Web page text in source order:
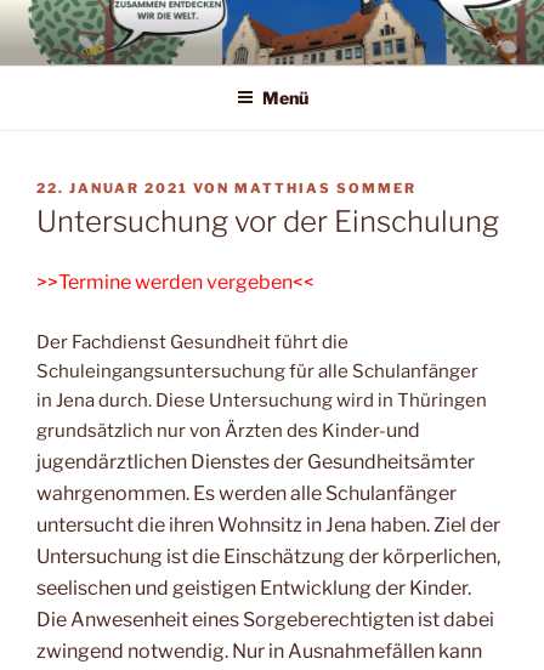
Zum
Inhalt
springen
Menü
VERÖFFENTLICHT
AM
22. JANUAR 2021 VON MATTHIAS SOMMER
Untersuchung vor der Einschulung
>>Termine werden vergeben<<
Der Fachdienst Gesundheit führt die
Schuleingangsuntersuchung für alle Schulanfänger
in Jena durch. Diese Untersuchung wird in Thüringen
grundsätzlich nur von Ärzten des Kinder-und
jugendärztlichen Dienstes der Gesundheitsämter
wahrgenommen. Es werden alle Schulanfänger
untersucht die ihren Wohnsitz in Jena haben. Ziel der
Untersuchung ist die Einschätzung der körperlichen,
seelischen und geistigen Entwicklung der Kinder.
DieAnwesenheit eines Sorgeberechtigten ist dabei
zwingend notwendig. Nur in Ausnahmefällen kann